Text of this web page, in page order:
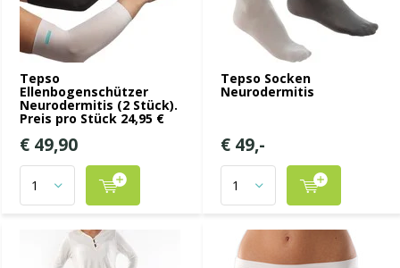
Tepso
Ellenbogenschützer
Neurodermitis (2 Stück).
Preis pro Stück 24,95 €
€ 49,90
Tepso Socken
Neurodermitis
€ 49,-